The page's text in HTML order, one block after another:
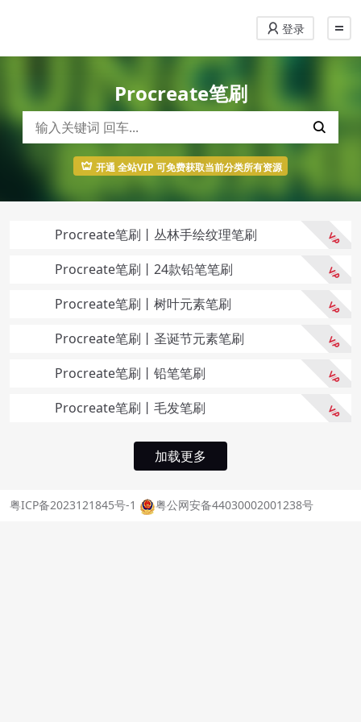
登录
Procreate笔刷
开通 全站VIP 可免费获取当前分类所有资源
Procreate笔刷丨丛林手绘纹理笔刷
Procreate笔刷丨24款铅笔笔刷
Procreate笔刷丨树叶元素笔刷
Procreate笔刷丨圣诞节元素笔刷
Procreate笔刷丨铅笔笔刷
Procreate笔刷丨毛发笔刷
加载更多
粤ICP备2023121845号-1 粤公网安备44030002001238号